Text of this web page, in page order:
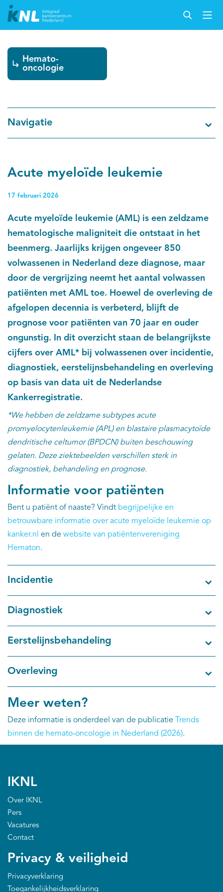
Nederlandse Kankerregistratie
Thema's
Over IKNL
Kanker & leven
Palliatieve zorg
Kankeratlas
Dure geneesmiddelen
Itemsets
Nieuws
Projecten
Trials
Webshop
Navigatie
Acute myeloïde leukemie
17 februari 2026
Acute myeloïde leukemie (AML) is een zeldzame
hematologische maligniteit die ontstaat in het
beenmerg. Jaarlijks krijgen ongeveer 850
volwassenen in Nederland deze diagnose, maar
door de vergrijzing neemt het aantal volwassen
patiënten met AML toe. Hoewel de overleving de
afgelopen decennia is verbeterd, blijft de
prognose voor patiënten van 70 jaar en ouder
ongunstig. In dit overzicht staan de belangrijkste
cijfers over AML* bij volwassenen over incidentie,
diagnostiek, eerstelijnsbehandeling en overleving
op basis van data uit de Nederlandse
Kankerregistratie.
*We hebben de zeldzame subtypes acute
promyelocytenleukemie (APL) en blastaire plasmacytoïde
dendritische celtumor (BPDCN) buiten beschouwing
gelaten. Deze ziektebeelden verschillen sterk in
diagnostiek, behandeling en prognose.
Informatie voor patiënten
Bent u patiënt of naaste? Vindt begrijpelijke en
betrouwbare informatie over acute myeloïde leukemie op
kanker.nl en de website van patiëntenvereniging
Hematon.
Incidentie
Diagnostiek
Eerstelijnsbehandeling
Overleving
Meer weten?
Deze informatie is onderdeel van de publicatie
Trends
binnen de hemato-oncologie in Nederland (2026).
Hemato-
oncologie
IKNL
Over IKNL
Pers
Vacatures
Contact
Privacy & veiligheid
Privacyverklaring
Toegankelijkheidsverklaring